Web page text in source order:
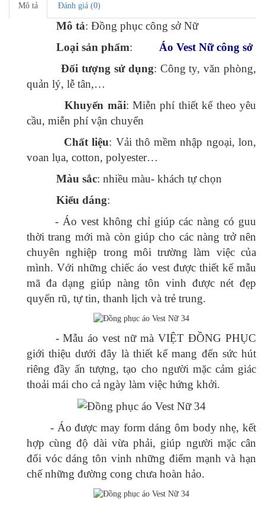
Mô tả Đánh giá (0)
Mô tả: Đồng phục công sở Nữ
Loại sản phẩm:
Áo Vest Nữ công sở
Đối tượng sử dụng: Công ty, văn phòng,
quản lý, lễ tân,…
Khuyến mãi: Miễn phí thiết kế theo yêu
cầu, miễn phí vận chuyển
Chất liệu: Vải thô mềm nhập ngoại, lon,
voan lụa, cotton, polyester…
Màu sắc: nhiều màu- khách tự chọn
Kiểu dáng:
- Áo vest không chỉ giúp các nàng có guu
thời trang mới mà còn giúp cho các nàng trở nên
chuyên nghiệp trong môi trường làm việc của
mình. Với những chiếc áo vest được thiết kế mẫu
mã đa dạng giúp nàng tôn vinh được nét đẹp
quyến rũ, tự tin, thanh lịch và trẻ trung.
- Mẫu áo vest nữ mà VIỆT ĐỒNG PHỤC
giới thiệu dưới đây là thiết kế mang đến sức hút
riêng đầy ấn tượng, tạo cho người mặc cảm giác
thoải mái cho cả ngày làm việc hứng khởi.
- Áo được may form dáng ôm body nhẹ, kết
hợp cùng độ dài vừa phải, giúp người mặc cân
đối vóc dáng tôn vinh những điểm mạnh và hạn
chế những đường cong chưa hoàn hảo.